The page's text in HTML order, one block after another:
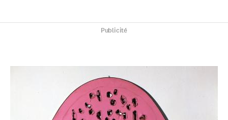
Publicité